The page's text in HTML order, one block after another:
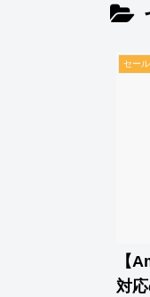
セー
【
対